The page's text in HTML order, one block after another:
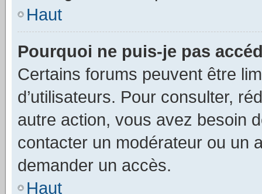
Haut
Pourquoi ne puis-je pas
Certains forums peuvent être
d’utilisateurs. Pour consulter,
autre action, vous avez besoin
contacter un modérateur ou un
demander un accès.
Haut